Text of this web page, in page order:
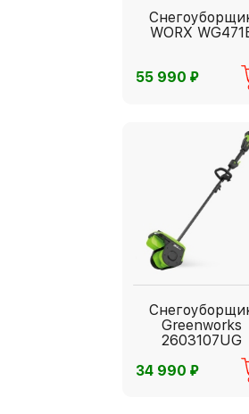
WORX
55 990 ⃏
Greenworks
2603107UG
34 990 ⃏